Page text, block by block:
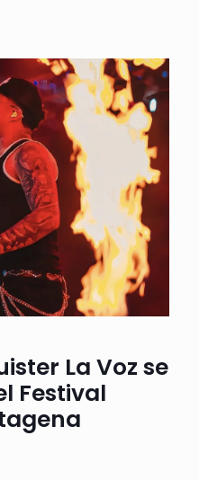
La Voz se
Festival